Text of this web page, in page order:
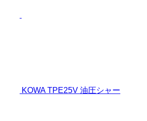
KOWA TPE25V 油圧シャー